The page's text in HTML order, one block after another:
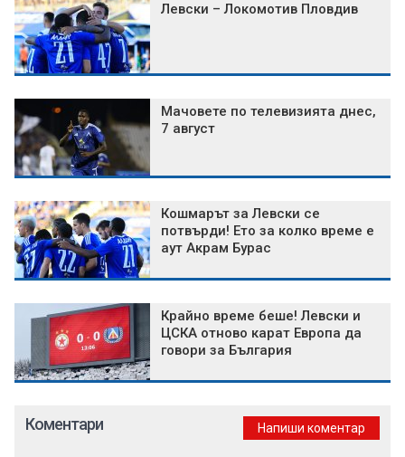
Левски – Локомотив Пловдив
Мачовете по телевизията днес,
7 август
Кошмарът за Левски се
потвърди! Ето за колко време е
аут Акрам Бурас
Крайно време беше! Левски и
ЦСКА отново карат Европа да
говори за България
Коментари Напиши коментар